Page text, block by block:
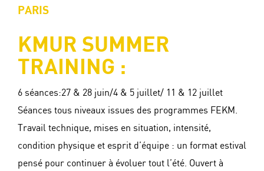
PARIS
KMUR SUMMER
TRAINING :
6 séances:27 & 28 juin/4 & 5 juillet/ 11 & 12 juillet
Séances tous niveaux issues des programmes FEKM.
Travail technique, mises en situation, intensité,
condition physique et esprit d’équipe : un format estival
pensé pour continuer à évoluer tout l’été. Ouvert à